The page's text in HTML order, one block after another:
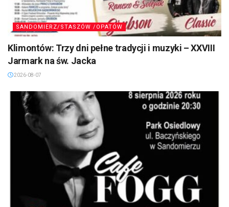
SANDOMIERZ/STASZÓW /OPATÓW
Klimontów: Trzy dni pełne tradycji i muzyki – XXVIII
Jarmark na św. Jacka
2026-08-07